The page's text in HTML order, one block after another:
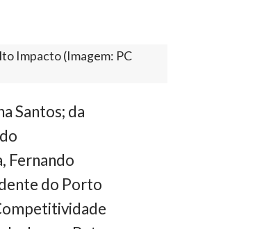
Impacto (Imagem: PC
Santos; da
Fernando
do Porto